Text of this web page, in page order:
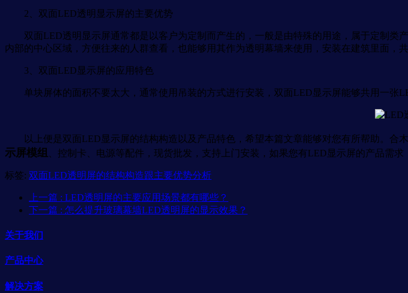
2、双面LED透明显示屏的主要优势
双面LED透明显示屏通常都是以客户为定制而产生的，一般是由特殊的用途，属于定制类
内部的中心区域，方便往来的人群查看，也能够用其作为透明幕墙来使用，安装在建筑里面，
3、双面LED显示屏的应用特色
单块屏体的面积不要太大，通常使用吊装的方式进行安装，双面LED显示屏能够共用一张
以上便是双面LED显示屏的结构构造以及产品特色，希望本篇文章能够对您有所帮助。合
示屏模组
、控制卡、电源等配件，现货批发，支持上门安装，如果您有LED显示屏的产品需
标签: 双面LED透明屏的结构构造跟主要优势分析
上一篇 : LED透明屏的主要应用场景都有哪些？
下一篇 : 怎么提升玻璃幕墙LED透明屏的显示效果？
关于我们
产品中心
解决方案